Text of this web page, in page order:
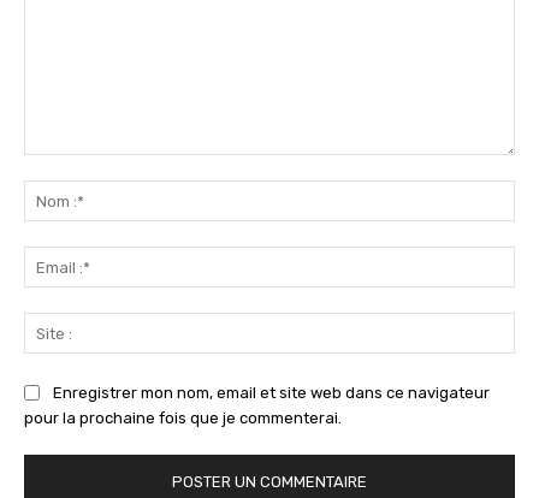
Enregistrer mon nom, email et site web dans ce navigateur
pour la prochaine fois que je commenterai.